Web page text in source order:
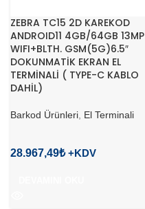
ZEBRA TC15 2D KAREKOD
ANDROID11 4GB/64GB 13MP
WIFI+BLTH. GSM(5G)6.5″
DOKUNMATİK EKRAN EL
TERMİNALİ ( TYPE-C KABLO
DAHİL)
Barkod Ürünleri El Terminali
28.967,49₺